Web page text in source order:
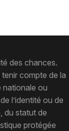
des chances.
compte de la
nationale ou
l’identité ou de
du statut de
protégée